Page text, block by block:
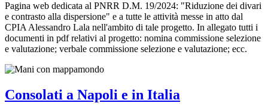
Pagina web dedicata al PNRR D.M. 19/2024: "Riduzione dei divari
e contrasto alla dispersione" e a tutte le attività messe in atto dal
CPIA Alessandro Lala nell'ambito di tale progetto. In allegato tutti i
documenti in pdf relativi al progetto: nomina commissione selezione
e valutazione; verbale commissione selezione e valutazione; ecc.
Consolati a Napoli e in Italia